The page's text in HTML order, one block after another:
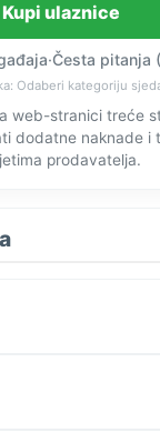
Kupi ulaznice
·Česta pitanja
Odaberi kategoriju
web-stranici treće
dodatne naknade i
prodavatelja.